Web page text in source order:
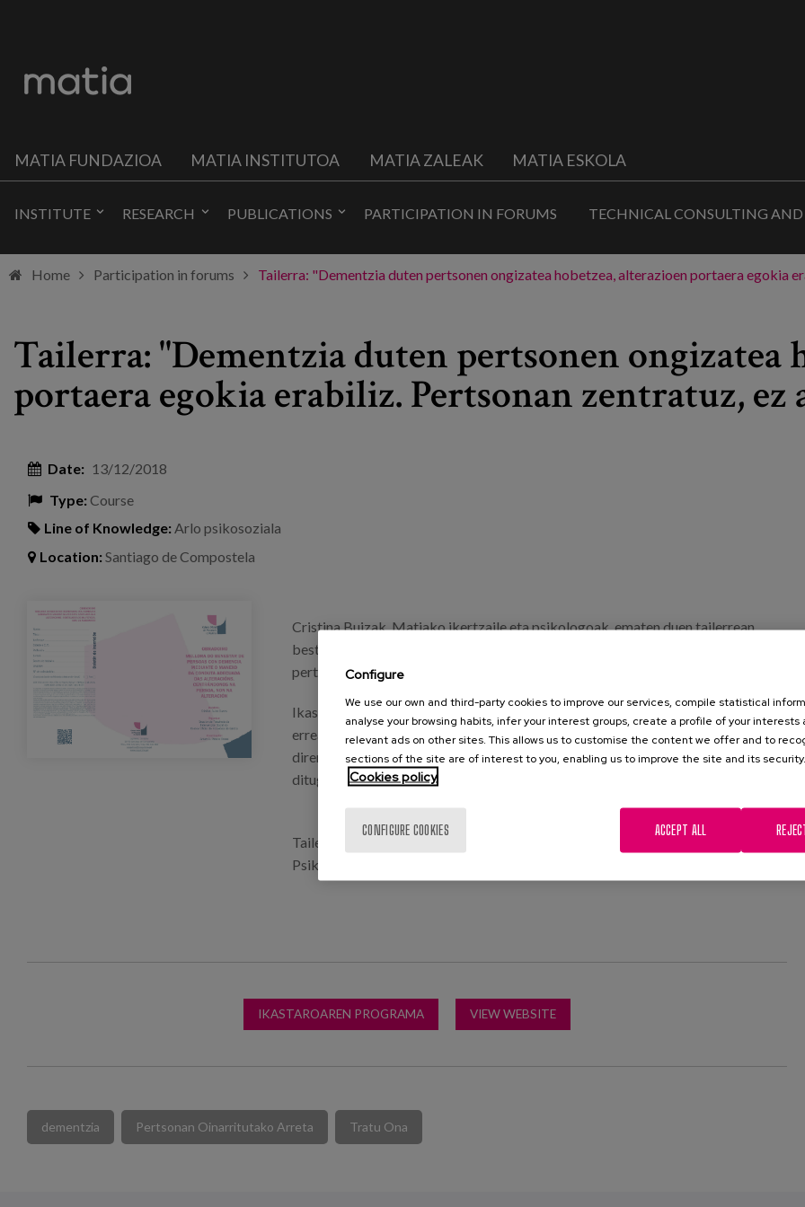
MATIA FUNDAZIOA MATIA INSTITUTOA MATIA ZALEAK MATIA ESKOLA
INSTITUTE RESEARCH PUBLICATIONS PARTICIPATION IN FORUMS TECHNICAL CONSULTING
Home Participation in forums Tailerra: "Dementzia duten pertsonen ongizatea hobetzea, alterazioen portaera egokia
Tailerra: "Dementzia duten pertsonen ongizatea
portaera egokia erabiliz. Pertsonan zentratuz, ez
Date: 13/12/2018
Type:Course
Line of Knowledge: Arlo psikosoziala
Location:Santiago de Compostela
taller_alteraciones_demencia_copgalicia_pagina_1.jpgCristina Buizak, Matiako ikertzaile eta psikologoak, ematen duen tailerrean,
beste begirada bat ematen zaie dementzietako jokabide-aldaketei,
pertsonarenganako arreta zentralaren (ACP) ikuspegitik.
Ikastaro hau saio teoriko eta praktiko batean emango da. Saio horretan, kasu
errealak landuko ditugu, eta dementzia duten pertsonengan sarritan agertzen
diren nahasmenduak lantzen dituzten praktika ez-farmakologikoak azalduko
ditugu, pertsona ardatz duen ikuspegi batetik.
Tailerra Galiziako Psikologia Kolexio Ofizialeko Esku-hartze Sozialeko
Psikologia Sailak antolatutako jarduera bat da.
IKASTAROAREN PROGRAMA VIEW WEBSITE
dementzia Pertsonan Oinarritutako Arreta Tratu Ona
Configure
We use our own and third-party cookies to improve our services, compile statistical
analyse your browsing habits, infer your interest groups, create a profile of your interests
relevant ads on other sites. This allows us to customise the content we offer and to
sections of the site are of interest to you, enabling us to improve the site and its security.
Cookies policy
CONFIGURE COOKIES ACCEPT ALL